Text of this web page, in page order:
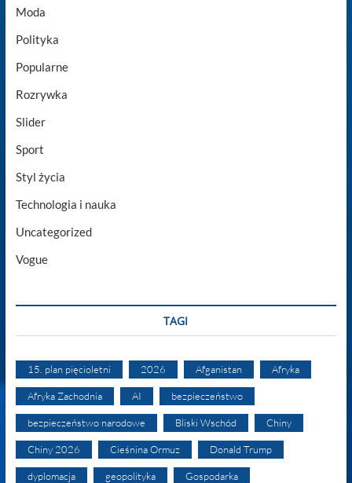
Moda
Polityka
Popularne
Rozrywka
Slider
Sport
Styl życia
Technologia i nauka
Uncategorized
Vogue
TAGI
15. plan pięcioletni 2026 Afganistan Afryka
Afryka Zachodnia AI bezpieczeństwo
bezpieczeństwo narodowe Bliski Wschód Chiny
Chiny 2026 Cieśnina Ormuz Donald Trump
dyplomacja geopolityka Gospodarka